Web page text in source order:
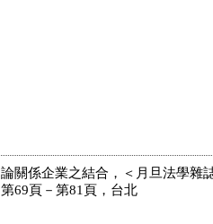
論關係企業之結合，＜月旦法學雜
第69頁－第81頁，台北